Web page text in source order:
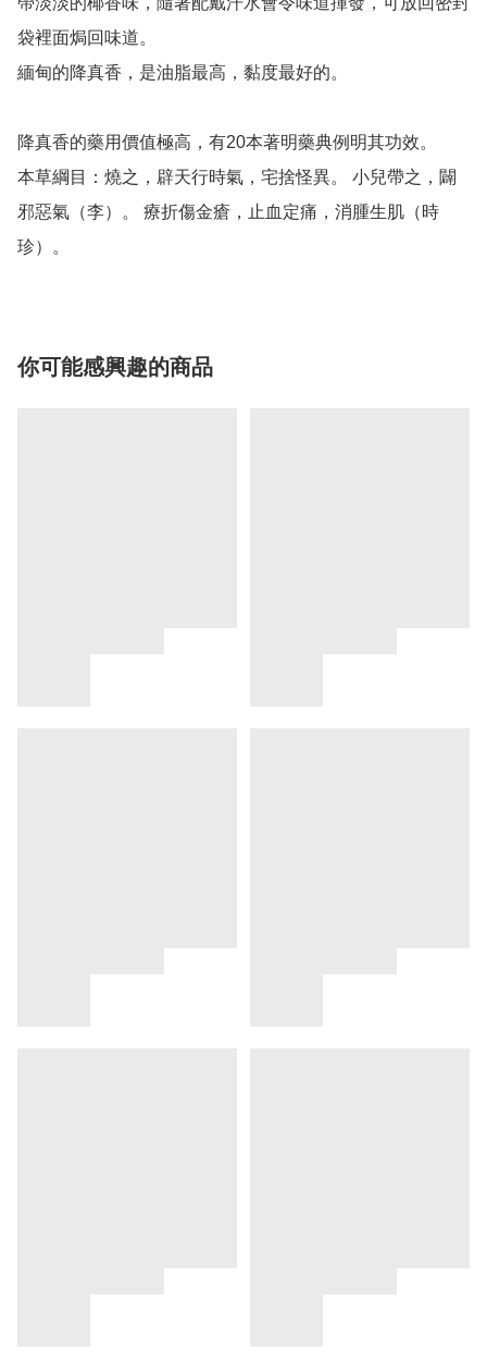
袋裡面焗回味道。
緬甸的降真香，是油脂最高，黏度最好的。
降真香的藥用價值極高，有20本著明藥典例明其功效。
本草綱目：燒之，辟天行時氣，宅捨怪異。 小兒帶之，闢
邪惡氣（李）。 療折傷金瘡，止血定痛，消腫生肌（時
你可能感興趣的商品